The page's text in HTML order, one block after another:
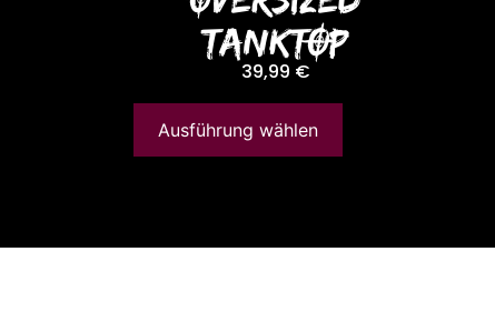
TANKTOP
39,99 €
Ausführung wählen